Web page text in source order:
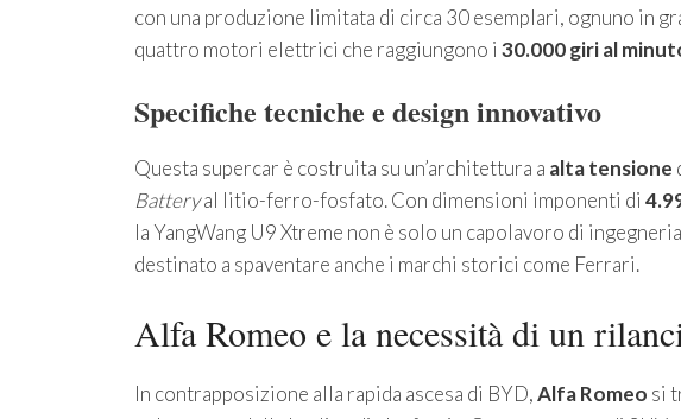
con una produzione limitata di circa 30 esemplari, ognuno in
quattro motori elettrici che raggiungono i 30.000 giri al
Specifiche tecniche e design innovativo
Questa supercar è costruita su un’architettura a alta tensione
Batteryal litio-ferro-fosfato. Con dimensioni imponenti di
la YangWang U9 Xtreme non è solo un capolavoro di
destinato a spaventare anche i marchi storici come Ferrari.
Alfa Romeo e la necessità di un
In contrapposizione alla rapida ascesa di BYD,Alfa Romeo si